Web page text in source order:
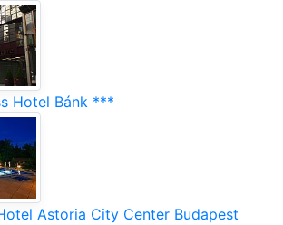
Hotel Bánk ***
Astoria City Center Budapest